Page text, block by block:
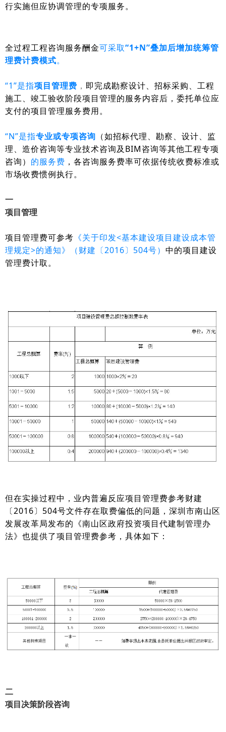
行实施但应协调管理的专项服务。
全过程工程咨询服务酬金可采取“1+N”叠加后增加统筹管
理费计费模式。
“1”是指项目管理费 ， 即完成勘察设计、招标采购、工程
施工、竣工验收阶段项目管理的服务内容后，委托单位应
支付的项目管理服务费用。
“N”是指专业或专项咨询 （如招标代理、勘察、设计、监
理、造价咨询等专业技术咨询及BIM咨询等其他工程专项
咨询） 的服务费 ，各咨询服务费率可依据传统收费标准或
市场收费惯例执行。
一
项目管理
项目管理费可参考 《关于印发<基本建设项目建设成本管
理规定>的通知》（财建〔2016〕504号） 中的项目建设
管理费计取。
但在实操过程中，业内普遍反应项目管理费参考财建
〔2016〕504号文件存在取费偏低的问题，深圳市南山区
发展改革局发布的《南山区政府投资项目代建制管理办
法》也提供了项目管理费参考，具体如下：
二
项目决策阶段咨询